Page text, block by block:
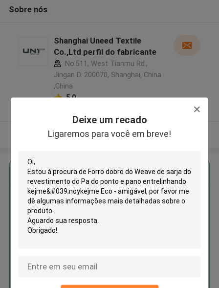
Deixe um recado
Ligaremos para você em breve!
Sobre nós
Shanghai Uneed Textile
Co.,Ltd perfil do fabricante
No.511, West Tianmu Rd.,
Jingan D. 200070, Shanghai, China
,China
5.0
Veja mais
Obter o melhor preço para
Forro dobro do Weave de sarja
e pano entrelinhando